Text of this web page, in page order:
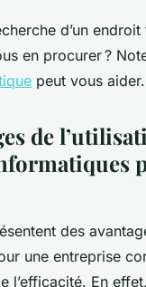
d’un
en procurer ?
peut vous aider.
de
des
une entreprise
l’efficacité. En